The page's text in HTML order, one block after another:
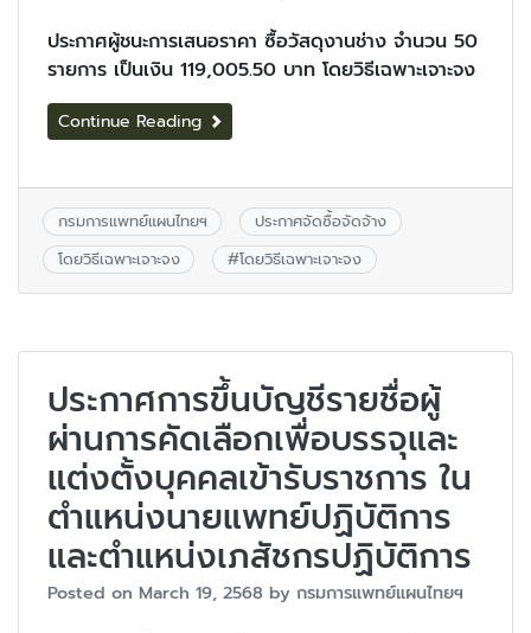
ประกาศผู้ชนะการเสนอราคา ซื้อวัสดุงานช่าง จำนวน 50
รายการ เป็นเงิน 119,005.50 บาท โดยวิธีเฉพาะเจาะจง
Continue Reading
กรมการแพทย์แผนไทยฯ
ประกาศจัดซื้อจัดจ้าง
โดยวิธีเฉพาะเจาะจง
#โดยวิธีเฉพาะเจาะจง
ประกาศการขึ้นบัญชีรายชื่อผู้
ผ่านการคัดเลือกเพื่อบรรจุและ
แต่งตั้งบุคคลเข้ารับราชการ ใน
ตำแหน่งนายแพทย์ปฏิบัติการ
และตำแหน่งเภสัชกรปฏิบัติการ
Posted on March 19, 2568 by กรมการแพทย์แผนไทยฯ